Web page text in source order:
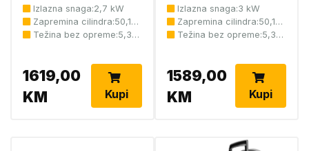
Izlazna snaga:2,7 kW
Zapremina cilindra:50,1
cm3
Težina bez opreme:5,3
1619,00
KM
Kupi
Izlazna snaga:3 kW
Zapremina cilindra:50,1
cm3
Težina bez opreme:5,3
1589,00
KM
Kupi